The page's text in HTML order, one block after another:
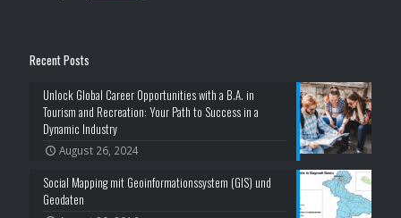
Recent Posts
Unlock Global Career Opportunities with a B.A. in
Tourism and Recreation: Your Path to Success in a
Dynamic Industry
August 26, 2024
Social Mapping mit Geoinformationssystem (GIS) und
Geodaten